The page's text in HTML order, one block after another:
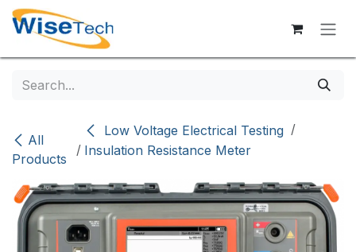
Skip to Content
All
Products
/
Low Voltage Electrical Testing /
Insulation Resistance Meter